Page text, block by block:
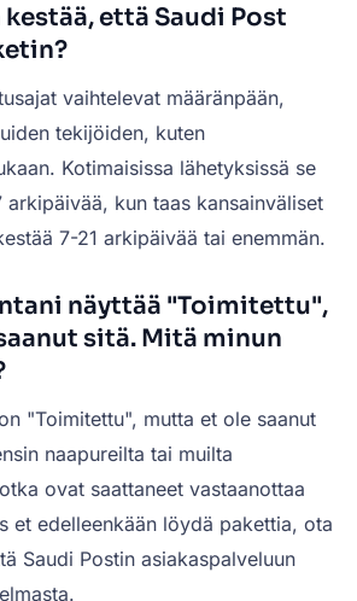
että Saudi Post
vaihtelevat määränpään,
tekijöiden, kuten
Kotimaisissa lähetyksissä se
arkipäivää, kun taas kansainväliset
7-21 arkipäivää tai enemmän.
näyttää "Toimitettu",
sitä. Mitä minun
"Toimitettu", mutta et ole saanut
naapureilta tai muilta
ovat saattaneet vastaanottaa
et edelleenkään löydä pakettia, ota
Saudi Postin asiakaspalveluun